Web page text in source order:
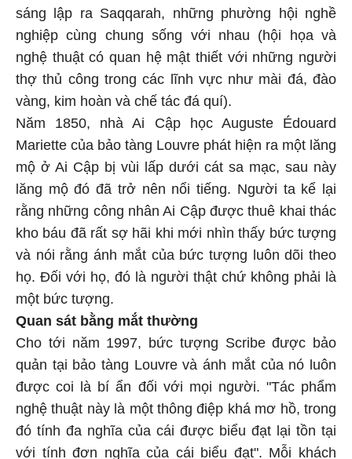
sáng lập ra Saqqarah, những phường hội nghề
nghiệp cùng chung sống với nhau (hội họa và
nghệ thuật có quan hệ mật thiết với những người
thợ thủ công trong các lĩnh vực như mài đá, đào
vàng, kim hoàn và chế tác đá quí).
Năm 1850, nhà Ai Cập học Auguste Édouard
Mariette của bảo tàng Louvre phát hiện ra một lăng
mộ ở Ai Cập bị vùi lấp dưới cát sa mạc, sau này
lăng mộ đó đã trở nên nổi tiếng. Người ta kể lại
rằng những công nhân Ai Cập được thuê khai thác
kho báu đã rất sợ hãi khi mới nhìn thấy bức tượng
và nói rằng ánh mắt của bức tượng luôn dõi theo
họ. Đối với họ, đó là người thật chứ không phải là
một bức tượng.
Quan sát bằng mắt thường
Cho tới năm 1997, bức tượng Scribe được bảo
quản tại bảo tàng Louvre và ánh mắt của nó luôn
được coi là bí ẩn đối với mọi người. "Tác phẩm
nghệ thuật này là một thông điệp khá mơ hồ, trong
đó tính đa nghĩa của cái được biểu đạt lại tồn tại
với tính đơn nghĩa của cái biểu đạt". Mỗi khách